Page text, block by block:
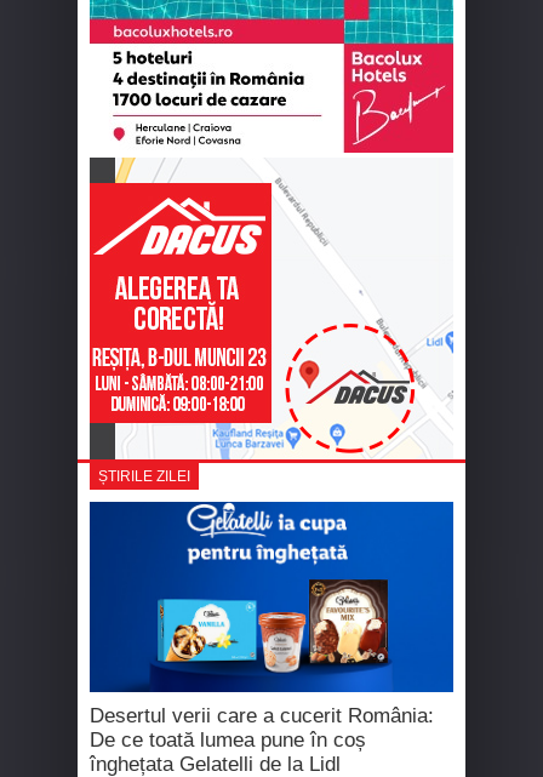
ȘTIRILE ZILEI
Desertul verii care a cucerit România:
De ce toată lumea pune în coș
înghețata Gelatelli de la Lidl